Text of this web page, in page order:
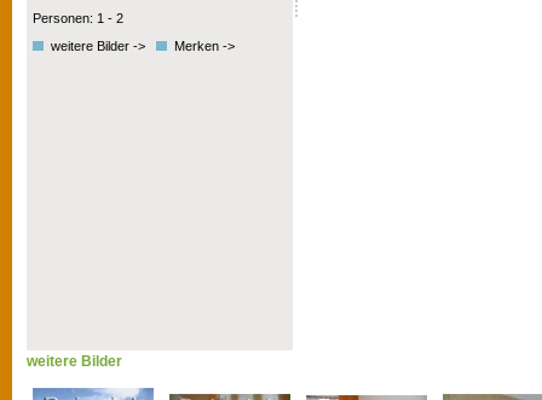
Personen: 1 - 2
weitere Bilder ->
Merken ->
weitere Bilder